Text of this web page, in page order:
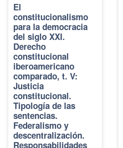
El
constitucionalismo
para la democracia
del siglo XXI.
Derecho
constitucional
iberoamericano
comparado, t. V:
Justicia
constitucional.
Tipología de las
sentencias.
Federalismo y
descentralización.
Responsabilidades